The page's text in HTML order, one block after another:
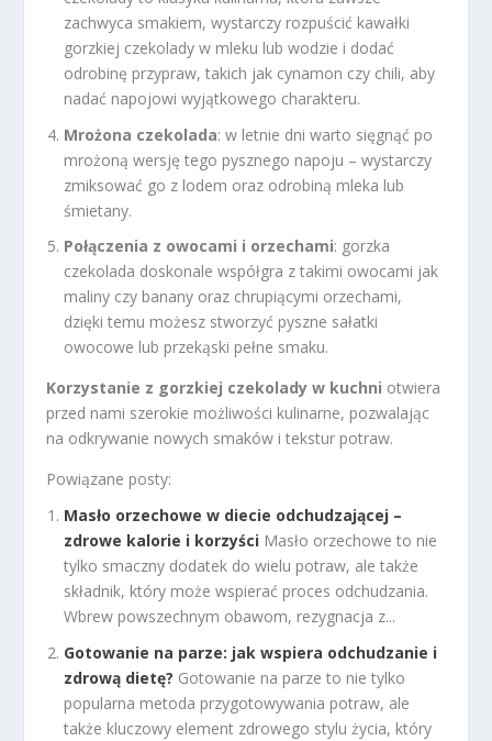
zachwyca smakiem, wystarczy rozpuścić kawałki
gorzkiej czekolady w mleku lub wodzie i dodać
odrobinę przypraw, takich jak cynamon czy chili, aby
nadać napojowi wyjątkowego charakteru.
Mrożona czekolada: w letnie dni warto sięgnąć po
mrożoną wersję tego pysznego napoju – wystarczy
zmiksować go z lodem oraz odrobiną mleka lub
śmietany.
Połączenia z owocami i orzechami: gorzka
czekolada doskonale współgra z takimi owocami jak
maliny czy banany oraz chrupiącymi orzechami,
dzięki temu możesz stworzyć pyszne sałatki
owocowe lub przekąski pełne smaku.
Korzystanie z gorzkiej czekolady w kuchni otwiera
przed nami szerokie możliwości kulinarne, pozwalając
na odkrywanie nowych smaków i tekstur potraw.
Powiązane posty:
Masło orzechowe w diecie odchudzającej –
zdrowe kalorie i korzyści Masło orzechowe to nie
tylko smaczny dodatek do wielu potraw, ale także
składnik, który może wspierać proces odchudzania.
Wbrew powszechnym obawom, rezygnacja z...
Gotowanie na parze: jak wspiera odchudzanie i
zdrową dietę? Gotowanie na parze to nie tylko
popularna metoda przygotowywania potraw, ale
także kluczowy element zdrowego stylu życia, który